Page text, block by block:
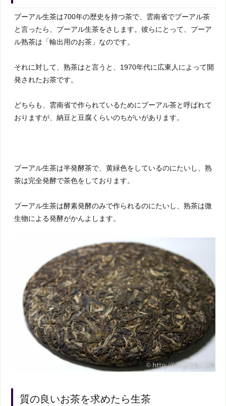
プーアル生茶は700年の歴史を持つ茶で、雲南省でプーアル茶
と言ったら、プーアル生茶をさします。彼らにとって、プーア
ル熟茶は「輸出用のお茶」なのです。
それに対して、熟茶はと言うと、1970年代に広東人によって開
発されたお茶です。
どちらも、雲南省で作られているためにプーアル茶と呼ばれて
おりますが、納豆と豆腐くらいのちがいがあります。
プーアル生茶は半発酵茶で、黄緑色をしているのにたいし、熟
茶は完全発酵で茶色をしております。
プーアル生茶は酵素発酵のみで作られるのにたいし、熟茶は微
生物による発酵がかんよします。
質の良いお茶を求めたら生茶